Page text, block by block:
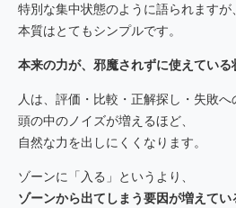
特別な集中状態のように語られますが、
本質はとてもシンプルです。
本来の力が、邪魔されずに使えている
人は、評価・比較・正解探し・失敗へ
頭の中のノイズが増えるほど、
自然な力を出しにくくなります。
ゾーンに「入る」というより、
ゾーンから出てしまう要因が増えてい